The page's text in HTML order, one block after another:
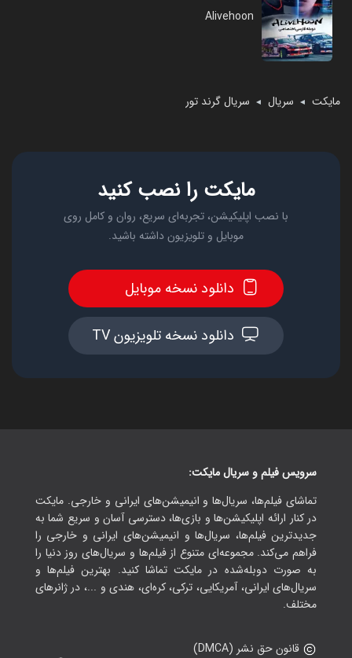
Alivehoon
مایکت ◄ سریال ◄ سریال گرند تور
مایکت را نصب کنید
با نصب اپلیکیشن، تجربه‌ای سریع، روان و کامل روی
موبایل و تلویزیون داشته باشید.
دانلود نسخه موبایل
دانلود نسخه تلویزیون TV
سرویس فیلم و سریال مایکت:
تماشای فیلم‌ها، سریال‌ها و انیمیشن‌های ایرانی و خارجی. مایکت
در کنار ارائه اپلیکیشن‌ها و بازی‌ها، دسترسی آسان و سریع شما به
جدیدترین فیلم‌ها، سریال‌ها و انیمیشن‌های ایرانی و خارجی را
فراهم می‌کند. مجموعه‌ای متنوع از فیلم‌ها و سریال‌های روز دنیا را
به صورت دوبله‌شده در مایکت تماشا کنید. بهترین فیلم‌ها و
سریال‌های ایرانی، آمریکایی، ترکی، کره‌ای، هندی و ...، در ژانرهای
مختلف.
قانون حق نشر (DMCA)